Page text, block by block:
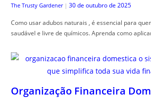
The Trusty Gardener | 30 de outubro de 2025
Como usar adubos naturais , é essencial para
saudável e livre de químicos. Aprenda como
Organização Financeira